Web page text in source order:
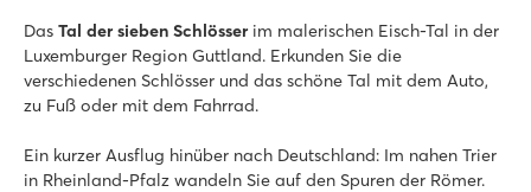
Das Tal der sieben Schlösser im malerischen Eisch-Tal in der
Luxemburger Region Guttland. Erkunden Sie die
verschiedenen Schlösser und das schöne Tal mit dem Auto,
zu Fuß oder mit dem Fahrrad.
Ein kurzer Ausflug hinüber nach Deutschland: Im nahen Trier
in Rheinland-Pfalz wandeln Sie auf den Spuren der Römer.